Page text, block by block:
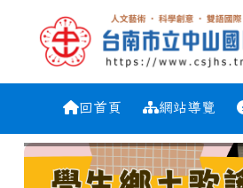
台南市中山國
導覽列回首頁 網站導覽